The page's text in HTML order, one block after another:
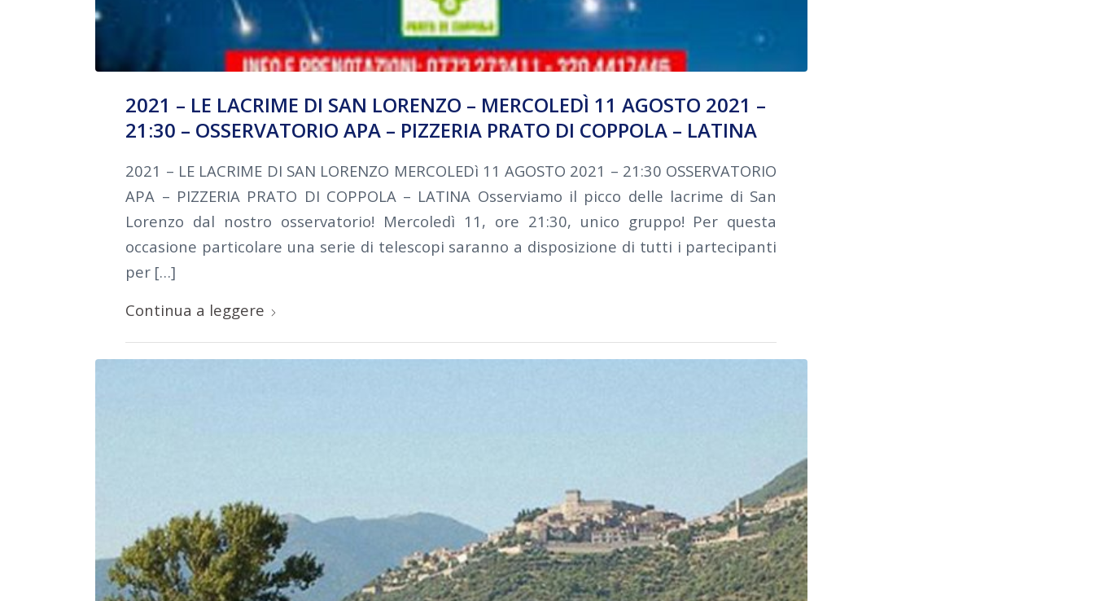
2021 – LE LACRIME DI SAN LORENZO – MERCOLEDÌ 11 AGOSTO 2021 –
21:30 – OSSERVATORIO APA – PIZZERIA PRATO DI COPPOLA – LATINA
2021 – LE LACRIME DI SAN LORENZO MERCOLEDì 11 AGOSTO 2021 – 21:30 OSSERVATORIO
APA – PIZZERIA PRATO DI COPPOLA – LATINA Osserviamo il picco delle lacrime di San
Lorenzo dal nostro osservatorio! Mercoledì 11, ore 21:30, unico gruppo! Per questa
occasione particolare una serie di telescopi saranno a disposizione di tutti i partecipanti
per […]
Continua a leggere